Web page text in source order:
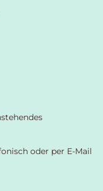
oder per E-Mail